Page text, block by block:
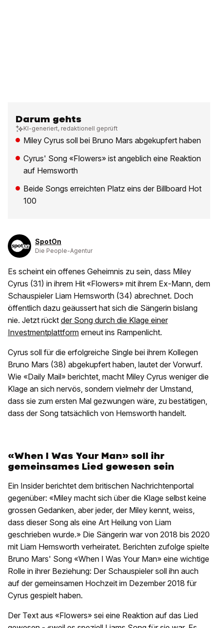
Darum gehts
KI-generiert, redaktionell geprüft
Miley Cyrus soll bei Bruno Mars abgekupfert haben
Cyrus' Song «Flowers» ist angeblich eine Reaktion
auf Hemsworth
Beide Songs erreichten Platz eins der Billboard Hot
100
SpotOn
Die People-Agentur
Es scheint ein offenes Geheimnis zu sein, dass Miley
Cyrus (31) in ihrem Hit «Flowers» mit ihrem Ex-Mann, dem
Schauspieler Liam Hemsworth (34) abrechnet. Doch
öffentlich dazu geäussert hat sich die Sängerin bislang
nie. Jetzt rückt der Song durch die Klage einer
Investmentplattform erneut ins Rampenlicht.
Cyrus soll für die erfolgreiche Single bei ihrem Kollegen
Bruno Mars (38) abgekupfert haben, lautet der Vorwurf.
Wie «Daily Mail» berichtet, macht Miley Cyrus weniger die
Klage an sich nervös, sondern vielmehr der Umstand,
dass sie zum ersten Mal gezwungen wäre, zu bestätigen,
dass der Song tatsächlich von Hemsworth handelt.
«When I Was Your Man» soll ihr
gemeinsames Lied gewesen sein
Ein Insider berichtet dem britischen Nachrichtenportal
gegenüber: «Miley macht sich über die Klage selbst keine
grossen Gedanken, aber jeder, der Miley kennt, weiss,
dass dieser Song als eine Art Heilung von Liam
geschrieben wurde.» Die Sängerin war von 2018 bis 2020
mit Liam Hemsworth verheiratet. Berichten zufolge spielte
Bruno Mars' Song «When I Was Your Man» eine wichtige
Rolle in ihrer Beziehung: Der Schauspieler soll ihn auch
auf der gemeinsamen Hochzeit im Dezember 2018 für
Cyrus gespielt haben.
Der Text aus «Flowers» sei eine Reaktion auf das Lied